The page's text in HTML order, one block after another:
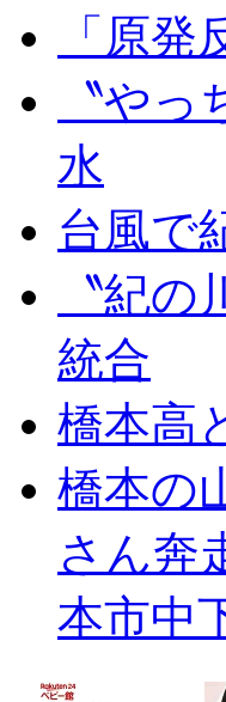
「原
〝や
水
台風で
〝紀
統合
橋本高
橋本の
さん奔
本市中